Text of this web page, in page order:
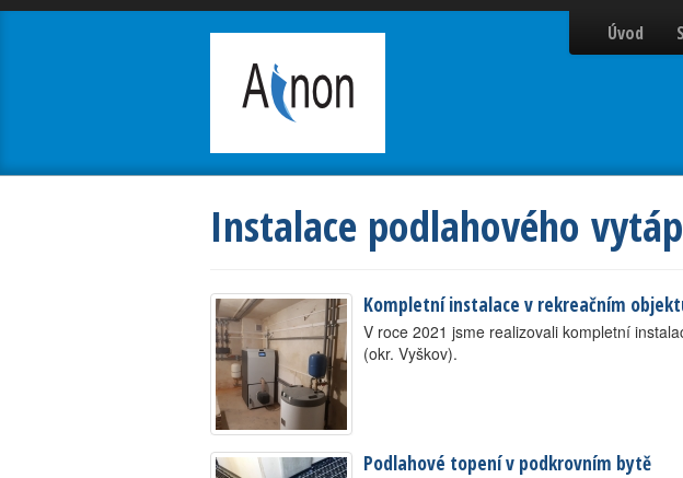
Úvod
Instalace podlahového
Kompletní instalace v rekreačním
V roce 2021 jsme realizovali kompletní
(okr. Vyškov).
Podlahové topení v podkrovním bytě